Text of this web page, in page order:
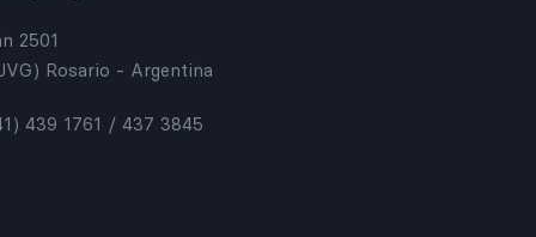
2501
Rosario - Argentina
439 1761 / 437 3845